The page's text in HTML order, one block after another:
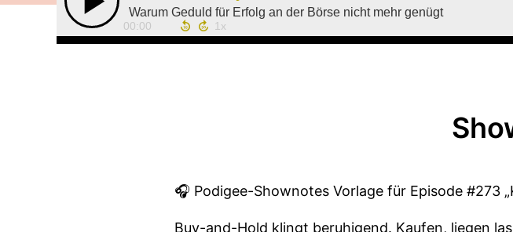
Warum Geduld für Erfolg an der Börse nicht mehr genügt
00:00
🎧 Podigee-Shownotes Vorlage für Episode #273
Buy-and-Hold klingt beruhigend. Kaufen, liegen